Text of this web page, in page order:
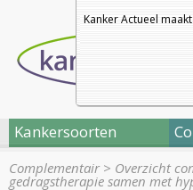
Kanker Actueel
Kankersoorten
Complementair> Overzicht
gedragstherapie samen met